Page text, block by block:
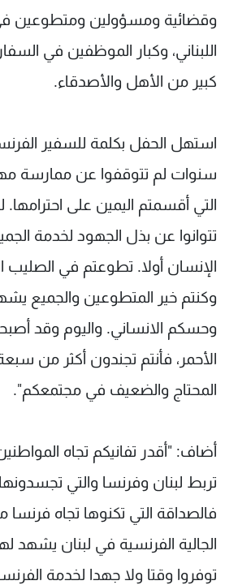
وقضائية ومسؤولين ومتطوعين
اللبناني، وكبار الموظفين في
كبير من الأهل والأصدقاء.
استهل الحفل بكلمة للسفير
سنوات لم تتوقفوا عن ممارسة
التي أقسمتم اليمين على
تتوانوا عن بذل الجهود لخدمة
وكنتم خير المتطوعين والجميع
وحسكم الانساني. واليوم وقد
الأحمر، فأنتم تجندون أكثر من
المحتاج والضعيف في مجتمعكم".
أضاف: "أقدر تفانيكم تجاه
تربط لبنان وفرنسا والتي
فالصداقة التي تكنوها تجاه فرنسا
الجالية الفرنسية في لبنان يشهد
توفروا وقتا ولا جهدا لخدمة